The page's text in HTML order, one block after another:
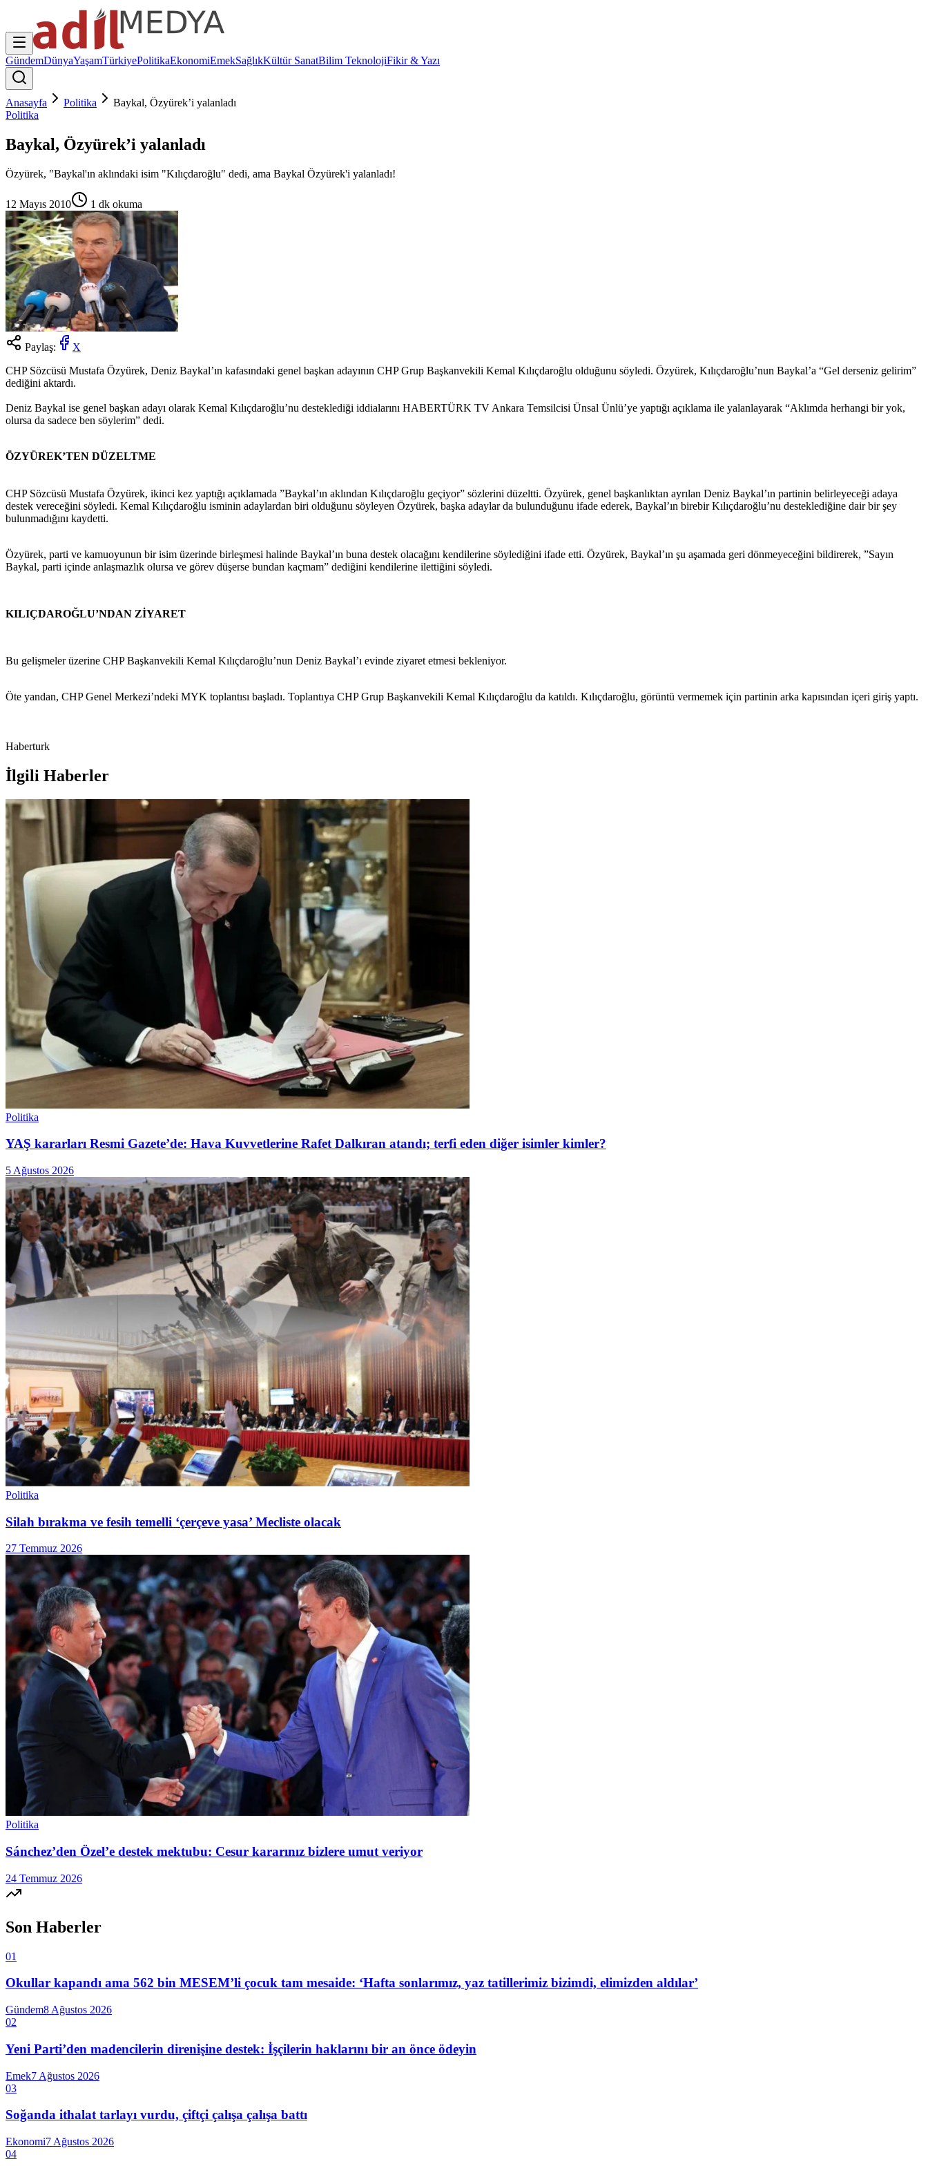
GündemDünyaYaşamTürkiyePolitikaEkonomiEmekSağlıkKültür SanatBilim TeknolojiFikir & Yazı
Anasayfa Politika
Baykal, Özyürek’i yalanladı
Politika
Baykal, Özyürek’i yalanladı
Özyürek, "Baykal'ın aklındaki isim "Kılıçdaroğlu" dedi, ama Baykal Özyürek'i yalanladı!
12 Mayıs 2010 1 dk okuma
Paylaş:
X
CHP Sözcüsü Mustafa Özyürek, Deniz Baykal’ın kafasındaki genel başkan adayının CHP Grup Başkanvekili Kemal Kılıçdaroğlu olduğunu söyledi. Özyürek, Kılıçdaroğlu’nun Baykal’a “Gel derseniz gelirim”
dediğini aktardı.
Deniz Baykal ise genel başkan adayı olarak Kemal Kılıçdaroğlu’nu desteklediği iddialarını HABERTÜRK TV Ankara Temsilcisi Ünsal Ünlü’ye yaptığı açıklama ile yalanlayarak “Aklımda herhangi bir yok,
olursa da sadece ben söylerim” dedi.
ÖZYÜREK’TEN DÜZELTME
CHP Sözcüsü Mustafa Özyürek, ikinci kez yaptığı açıklamada ”Baykal’ın aklından Kılıçdaroğlu geçiyor” sözlerini düzeltti. Özyürek, genel başkanlıktan ayrılan Deniz Baykal’ın partinin belirleyeceği adaya
destek vereceğini söyledi. Kemal Kılıçdaroğlu isminin adaylardan biri olduğunu söyleyen Özyürek, başka adaylar da bulunduğunu ifade ederek, Baykal’ın birebir Kılıçdaroğlu’nu desteklediğine dair bir şey
bulunmadığını kaydetti.
Özyürek, parti ve kamuoyunun bir isim üzerinde birleşmesi halinde Baykal’ın buna destek olacağını kendilerine söylediğini ifade etti. Özyürek, Baykal’ın şu aşamada geri dönmeyeceğini bildirerek, ”Sayın
Baykal, parti içinde anlaşmazlık olursa ve görev düşerse bundan kaçmam” dediğini kendilerine ilettiğini söyledi.
KILIÇDAROĞLU’NDAN ZİYARET
Bu gelişmeler üzerine CHP Başkanvekili Kemal Kılıçdaroğlu’nun Deniz Baykal’ı evinde ziyaret etmesi bekleniyor.
Öte yandan, CHP Genel Merkezi’ndeki MYK toplantısı başladı. Toplantıya CHP Grup Başkanvekili Kemal Kılıçdaroğlu da katıldı. Kılıçdaroğlu, görüntü vermemek için partinin arka kapısından içeri giriş yaptı.
Haberturk
İlgili Haberler
Politika
YAŞ kararları Resmi Gazete’de: Hava Kuvvetlerine Rafet Dalkıran atandı; terfi eden diğer isimler kimler?
5 Ağustos 2026
Politika
Silah bırakma ve fesih temelli ‘çerçeve yasa’ Mecliste olacak
27 Temmuz 2026
Politika
Sánchez’den Özel’e destek mektubu: Cesur kararınız bizlere umut veriyor
24 Temmuz 2026
Son Haberler
01
Okullar kapandı ama 562 bin MESEM’li çocuk tam mesaide: ‘Hafta sonlarımız, yaz tatillerimiz bizimdi, elimizden aldılar’
Gündem8 Ağustos 2026
02
Yeni Parti’den madencilerin direnişine destek: İşçilerin haklarını bir an önce ödeyin
Emek7 Ağustos 2026
03
Soğanda ithalat tarlayı vurdu, çiftçi çalışa çalışa battı
Ekonomi7 Ağustos 2026
04